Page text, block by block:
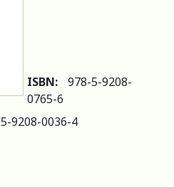
ISBN:
978-5-9208-
0765-6
5-9208-0036-4